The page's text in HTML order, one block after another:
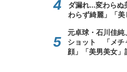
ダ漏れ...変わら
わらず綺麗」「美
元卓球・石川佳
ショット 「メチ
顔」「美男美女」